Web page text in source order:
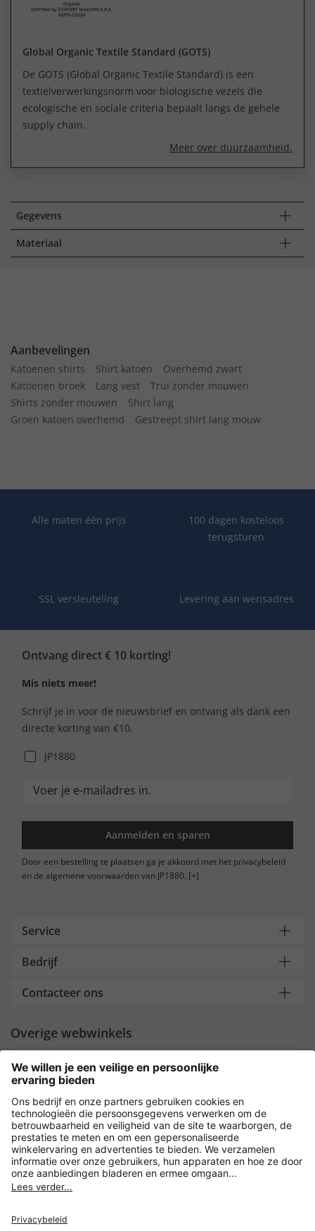
Global Organic Textile Standard (GOTS)
De GOTS (Global Organic Textile Standard) is een
textielverwerkingsnorm voor biologische vezels die
ecologische en sociale criteria bepaalt langs de gehele
supply chain.
Meer over duurzaamheid.
Gegevens
Materiaal
Aanbevelingen
Katoenen shirts Shirt katoen
Overhemd zwart
Katoenen broek
Lang vest
Trui zonder mouwen
Shirts zonder mouwen
Shirt lang
Groen katoen overhemd
Gestreept shirt lang mouw
Alle maten één prijs
100 dagen kosteloos
terugsturen
SSL versleuteling Levering aan wensadres
Ontvang direct € 10 korting!
Mis niets meer!
Schrijf je in voor de nieuwsbrief en ontvang als dank een
directe korting van €10.
JP1880
Aanmelden en sparen
Door een bestelling te plaatsen ga je akkoord met het privacybeleid
en de algemene voorwaarden van JP1880. [+]
Service
Bedrijf
Contacteer ons
Overige webwinkels
Nederland
Payment and Delivery
Versleuteling met